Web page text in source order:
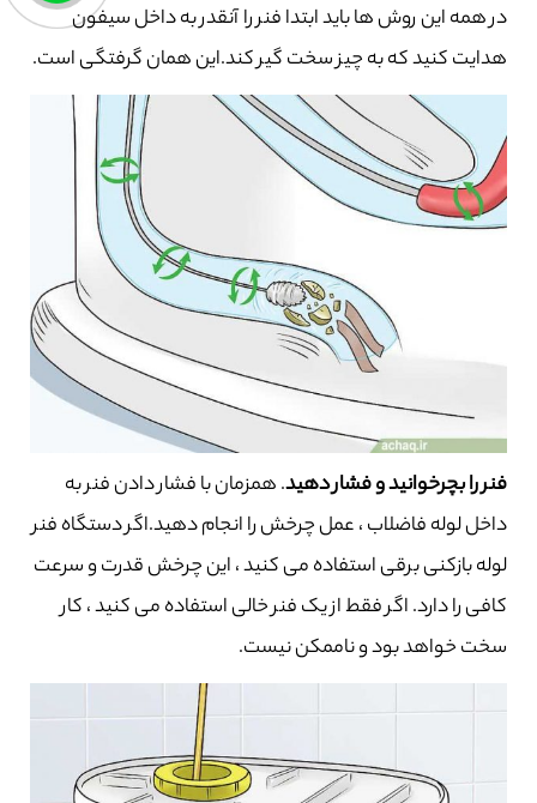
در همه این روش ها باید ابتدا فنر را آنقدر به داخل سیفون
هدایت کنید که به چیز سخت گیر کند.این همان گرفتگی است.
فنر را بچرخوانید و فشار دهید. همزمان با فشار دادن فنر به
داخل لوله فاضلاب ، عمل چرخش را انجام دهید.اگر دستگاه فنر
لوله بازکنی برقی استفاده می کنید ، این چرخش قدرت و سرعت
کافی را دارد. اگر فقط از یک فنر خالی استفاده می کنید ، کار
سخت خواهد بود و ناممکن نیست.